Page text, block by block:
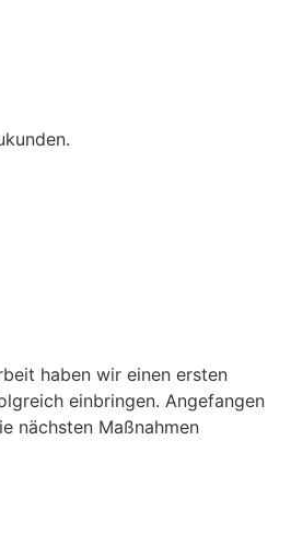
haben wir einen ersten
einbringen. Angefangen
nächsten Maßnahmen